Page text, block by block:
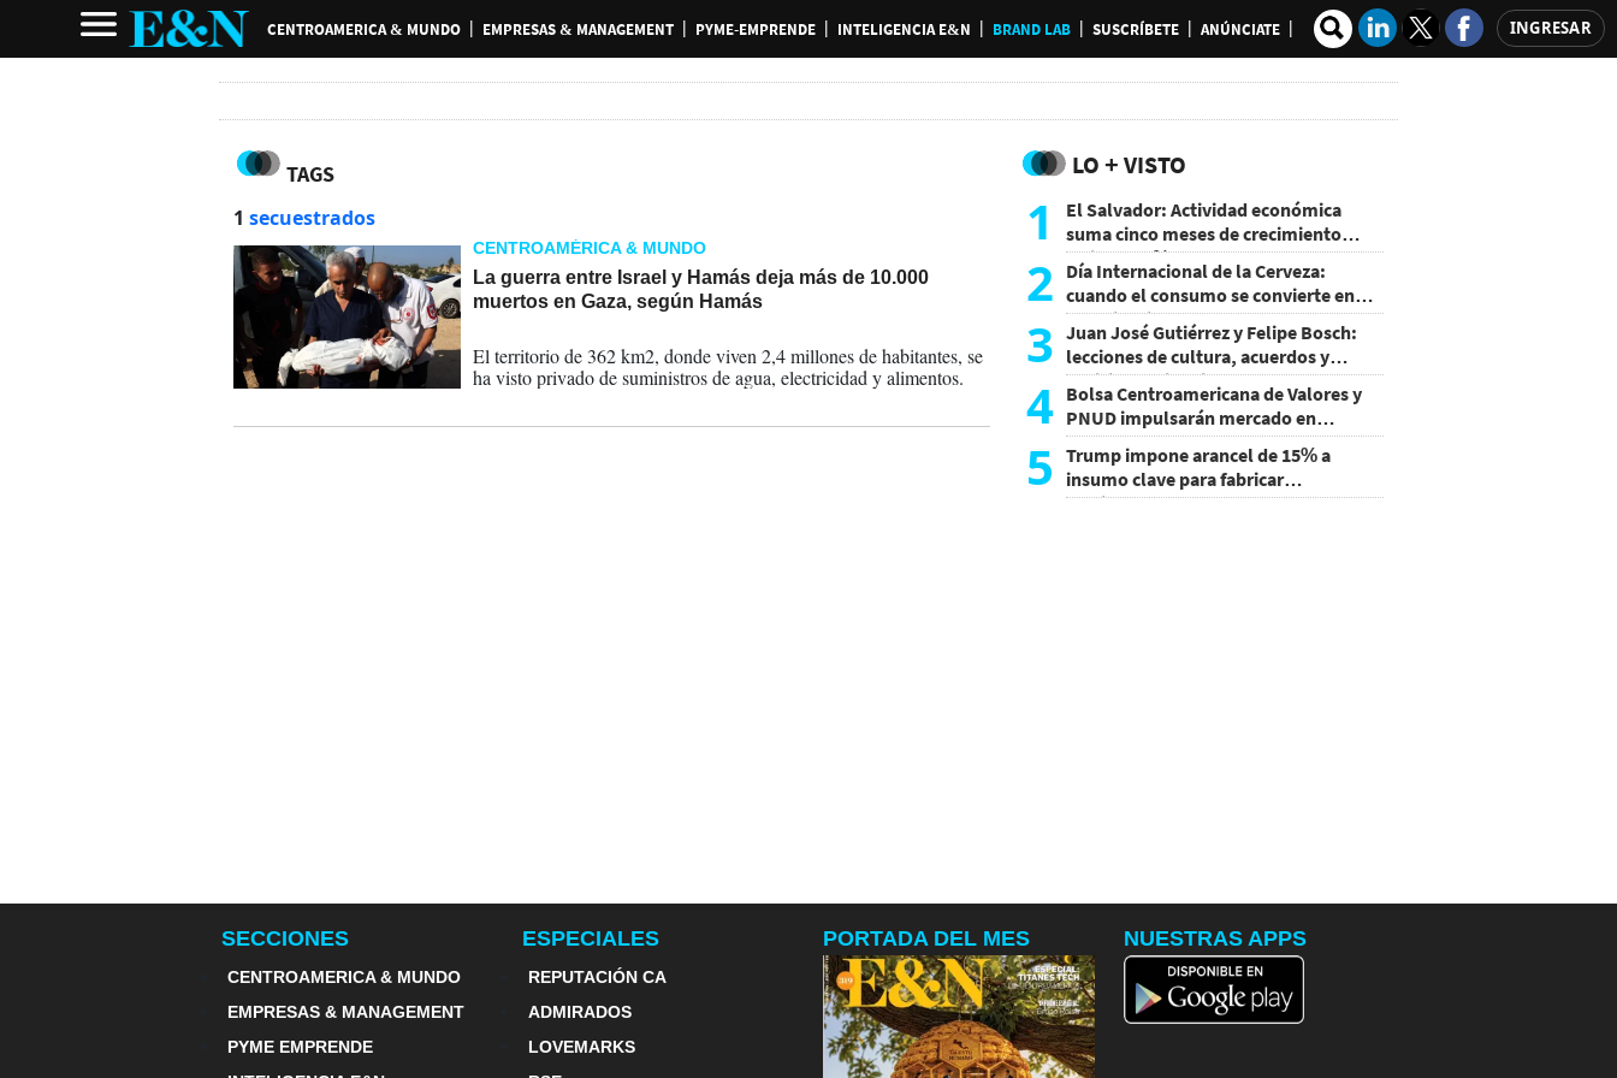
CENTROAMERICA & MUNDO EMPRESAS & MANAGEMENT PYME-EMPRENDE INTELIGENCIA E&N BRAND LAB SUSCRÍBETE ANÚNCIATE INGRESAR
TAGS
1 secuestrados
CENTROAMÉRICA & MUNDO
La guerra entre Israel y Hamás deja más de 10.000
muertos en Gaza, según Hamás
El territorio de 362 km2, donde viven 2,4 millones de habitantes, se
ha visto privado de suministros de agua, electricidad y alimentos.
LO + VISTO
1
El Salvador: Actividad económica
suma cinco meses de crecimiento
arriba de 4%
2 Día Internacional de la Cerveza:
cuando el consumo se convierte en
experiencia
3 Juan José Gutiérrez y Felipe Bosch:
lecciones de cultura, acuerdos y
decisiones sin miedo
4 Bolsa Centroamericana de Valores y
PNUD impulsarán mercado en
Honduras
5
Trump impone arancel de 15% a
insumo clave para fabricar
semiconductores y paneles
SECCIONES
CENTROAMERICA & MUNDO
EMPRESAS & MANAGEMENT
PYME EMPRENDE
ESPECIALES
REPUTACIÓN CA
ADMIRADOS
LOVEMARKS
PORTADA DEL MES NUESTRAS APPS